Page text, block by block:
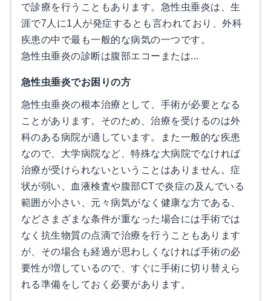
で診療を行うこともあります。急性虫垂炎は、生
涯で7人に1人が発症するとも言われており、外科
疾患の中で最も一般的な病気の一つです。
急性虫垂炎の診断は腹部エコーまたは...
急性虫垂炎でお困りの方
急性虫垂炎の根本治療として、手術が必要となる
ことがあります。そのため、治療を受けるのは外
科のある病院が適しています。また一般的な疾患
なので、大学病院など、特殊な大病院でなければ
治療が受けられないということはありません。症
状が弱い、血液検査や腹部CTで炎症の及んでいる
範囲が小さい、元々病気がなく健康な方である、
などさまざまな条件が重なった場合には手術では
なく抗生物質の点滴で治療を行うこともあります
が、その場合も経過が思わしくなければ手術の必
要性が増しているので、すぐに手術に切り替えら
れる準備をしておく必要があります。